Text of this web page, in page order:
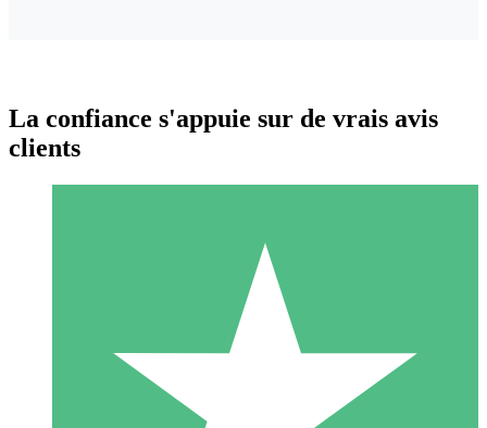
Packs de Crédits Individuels
Payez à l'utilisation avec des crédits de téléchargement. Sans
La confiance s'appuie sur de vrais avis
clients